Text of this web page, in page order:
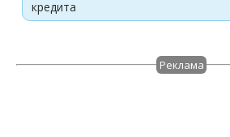
кредита
Реклама